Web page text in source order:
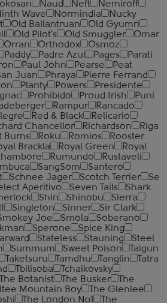
Naud Neft
Nemiroff
Wave Normindia
Nucky
Old Ballantruan
Old Gyumri
Old Pilot's Old Smuggler
Omar
Orran Orthodox
Osmoz
Paddy Padre Azul Pages
Parati
Paul John Pearse
Peat
Juan Phraya
Pierre Ferrand
Planty Powers
Presidente
Prohibido Proud Irish
Puni
Rampur
Rancado
Red & Black
Relicario
Chancellor Richardson
Riga
Burns Roku Romios
Rooster
Brackla Royal Green
Royal
Rumundo
Rustaveli
SangSom
Santero
Schnee Jager Scotch Terrier
Se
Aperitivo Seven Tails
Shark
Shin Shinobu
Sierra
Singleton Sinner
Sir Clark
Joe Smola
Soberano
Sperone
Spice King
Stateless Stauning
Steel
Summum Sweet Poison
Taigun
Taketsuru Tamdhu Tanglin
Tatra
Tbilisoba
Tchaikovsky
The Botanist The Busker
The
Mountain Boy
The Glenlee
The London №1
The